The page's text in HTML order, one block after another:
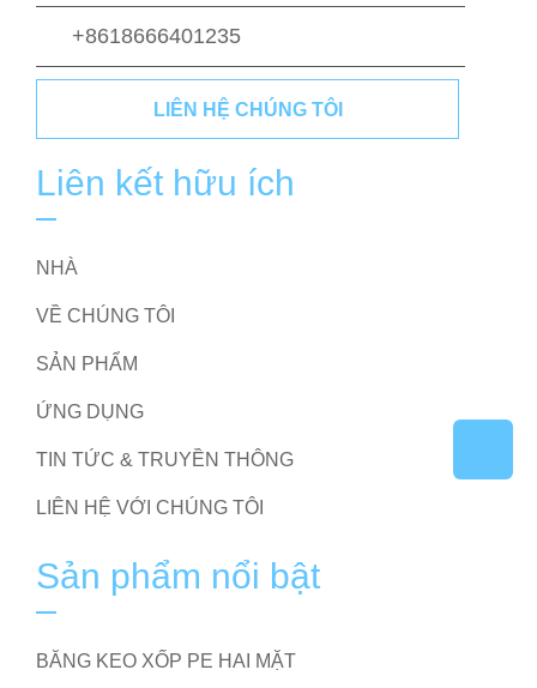
+8618666401235
LIÊN HỆ CHÚNG TÔI
Liên kết hữu ích
NHÀ
VỀ CHÚNG TÔI
SẢN PHẨM
ỨNG DỤNG
TIN TỨC & TRUYỀN THÔNG
LIÊN HỆ VỚI CHÚNG TÔI
Sản phẩm nổi bật
BĂNG KEO XỐP PE HAI MẶT